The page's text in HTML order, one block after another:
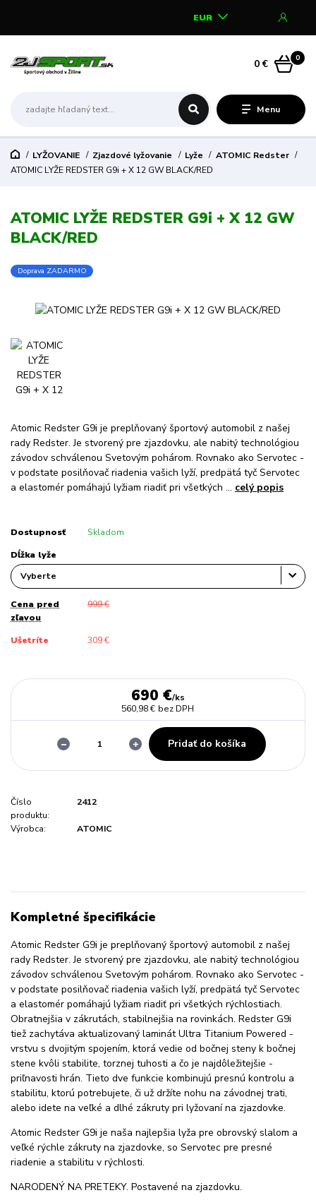
Menu
EUR
0
0 €
LYŽOVANIE Zjazdové lyžovanie Lyže
ATOMIC Redster
ATOMIC LYŽE REDSTER G9i + X 12 GW BLACK/RED
ATOMIC LYŽE REDSTER G9i + X 12 GW
BLACK/RED
Doprava ZADARMO
Atomic Redster G9i je preplňovaný športový automobil z našej
rady Redster. Je stvorený pre zjazdovku, ale nabitý technológiou
závodov schválenou Svetovým pohárom. Rovnako ako Servotec -
v podstate posilňovač riadenia vašich lyží, predpätá tyč Servotec
a elastomér pomáhajú lyžiam riadiť pri všetkých ... celý popis
Dostupnosť Skladom
Dĺžka lyže
Cena pred
zľavou
999 €
Ušetríte 309 €
690 €/ks
560,98 € bez DPH
Pridať do košíka
Číslo
produktu:
2412
Výrobca: ATOMIC
Kompletné špecifikácie
Atomic Redster G9i je preplňovaný športový automobil z našej
rady Redster. Je stvorený pre zjazdovku, ale nabitý technológiou
závodov schválenou Svetovým pohárom. Rovnako ako Servotec -
v podstate posilňovač riadenia vašich lyží, predpätá tyč Servotec
a elastomér pomáhajú lyžiam riadiť pri všetkých rýchlostiach.
Obratnejšia v zákrutách, stabilnejšia na rovinkách. Redster G9i
tiež zachytáva aktualizovaný laminát Ultra Titanium Powered -
vrstvu s dvojitým spojením, ktorá vedie od bočnej steny k bočnej
stene kvôli stabilite, torznej tuhosti a čo je najdôležitejšie -
priľnavosti hrán. Tieto dve funkcie kombinujú presnú kontrolu a
stabilitu, ktorú potrebujete, či už držíte nohu na závodnej trati,
alebo idete na veľké a dlhé zákruty pri lyžovaní na zjazdovke.
Atomic Redster G9i je naša najlepšia lyža pre obrovský slalom a
veľké rýchle zákruty na zjazdovke, so Servotec pre presné
riadenie a stabilitu v rýchlosti.
NARODENÝ NA PRETEKY. Postavené na zjazdovku.